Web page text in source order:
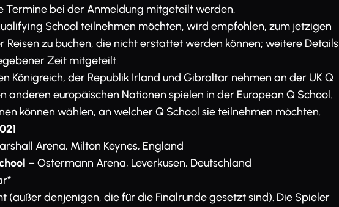
Termine bei der Anmeldung mitgeteilt werden.
School teilnehmen möchten, wird empfohlen, zum jetzigen
Reisen zu buchen, die nicht erstattet werden können; weitere Details
Zeit mitgeteilt.
Königreich, der Republik Irland und Gibraltar nehmen an der UK Q
anderen europäischen Nationen spielen in der European Q School.
können wählen, an welcher Q School sie teilnehmen möchten.
Arena, Milton Keynes, England
– Ostermann Arena, Leverkusen, Deutschland
(außer denjenigen, die für die Finalrunde gesetzt sind). Die Spieler